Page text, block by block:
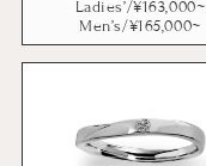
Ladies’/¥163,000~
Men’s/¥165,000~